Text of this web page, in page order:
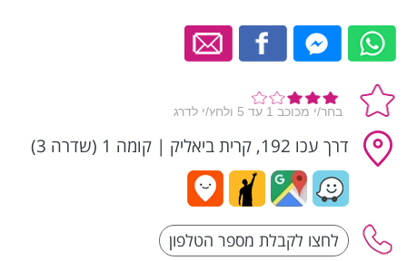
דרך עכו 192, קרית ביאליק | קומה 1 (שדרה 3)